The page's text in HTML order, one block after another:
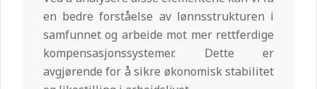
en bedre forståelse av lønnsstrukturen i
samfunnet og arbeide mot mer rettferdige
kompensasjonssystemer. Dette er
avgjørende for å sikre økonomisk stabilitet